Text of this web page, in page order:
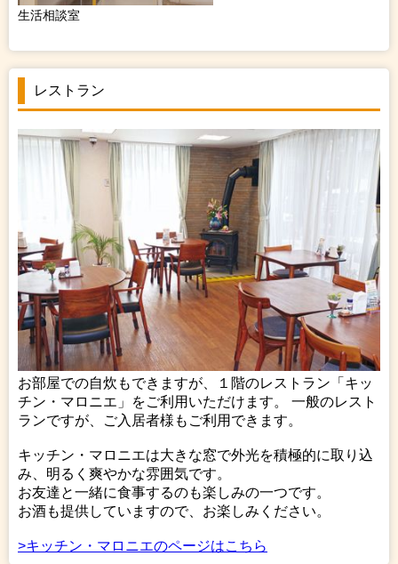
生活相談室
レストラン
お部屋での自炊もできますが、１階のレストラン「キッ
チン・マロニエ」をご利用いただけます。 一般のレスト
ランですが、ご入居者様もご利用できます。
キッチン・マロニエは大きな窓で外光を積極的に取り込
み、明るく爽やかな雰囲気です。
お友達と一緒に食事するのも楽しみの一つです。
お酒も提供していますので、お楽しみください。
>キッチン・マロニエのページはこちら